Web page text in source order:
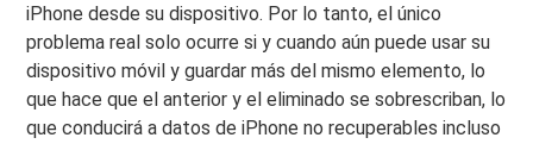
iPhone desde su dispositivo. Por lo tanto, el único
problema real solo ocurre si y cuando aún puede usar su
dispositivo móvil y guardar más del mismo elemento, lo
que hace que el anterior y el eliminado se sobrescriban, lo
que conducirá a datos de iPhone no recuperables incluso